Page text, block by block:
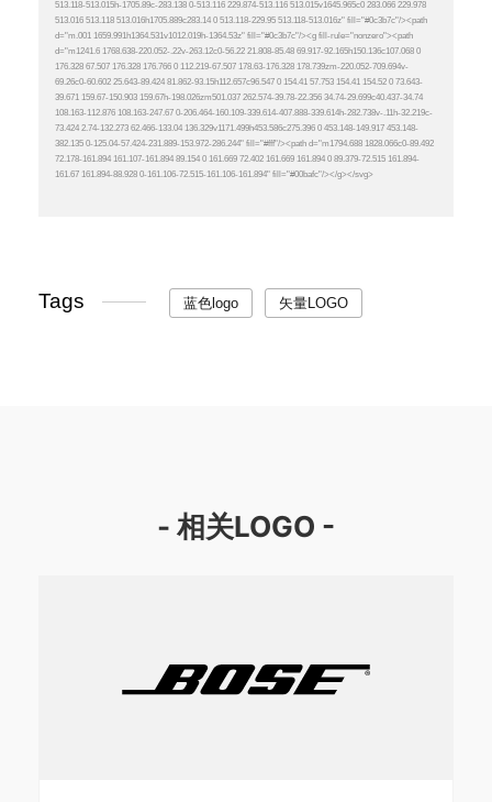
Tags 蓝色logo 矢量LOGO
- 相关LOGO -